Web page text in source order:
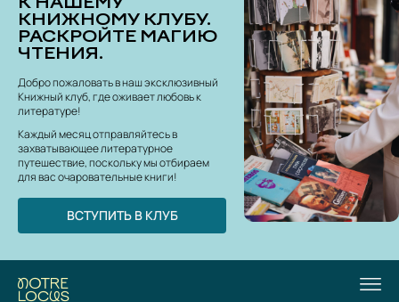
КНИЖНОМУ КЛУБУ.
РАСКРОЙТЕ МАГИЮ
ЧТЕНИЯ.
Добро пожаловать в наш эксклюзивный
Книжный клуб, где оживает любовь к
литературе!
Каждый месяц отправляйтесь в
захватывающее литературное
путешествие, поскольку мы отбираем
для вас очаровательные книги!
ВСТУПИТЬ В КЛУБ